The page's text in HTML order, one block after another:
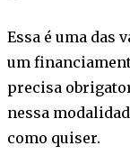
Essa é uma das
um
precisa
nessa
como quiser.